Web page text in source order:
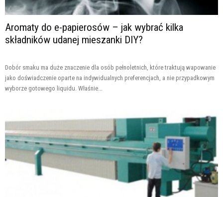
Aromaty do e-papierosów – jak wybrać kilka
składników udanej mieszanki DIY?
Dobór smaku ma duże znaczenie dla osób pełnoletnich, które traktują wapowanie
jako doświadczenie oparte na indywidualnych preferencjach, a nie przypadkowym
wyborze gotowego liquidu. Właśnie...